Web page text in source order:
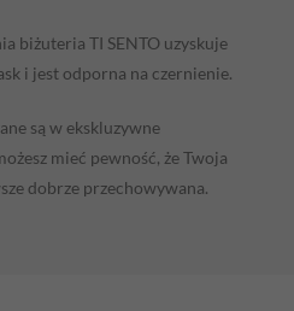
biżuteria TI SENTO uzyskuje
i jest odporna na czernienie.
są w ekskluzywne
mieć pewność, że Twoja
dobrze przechowywana.